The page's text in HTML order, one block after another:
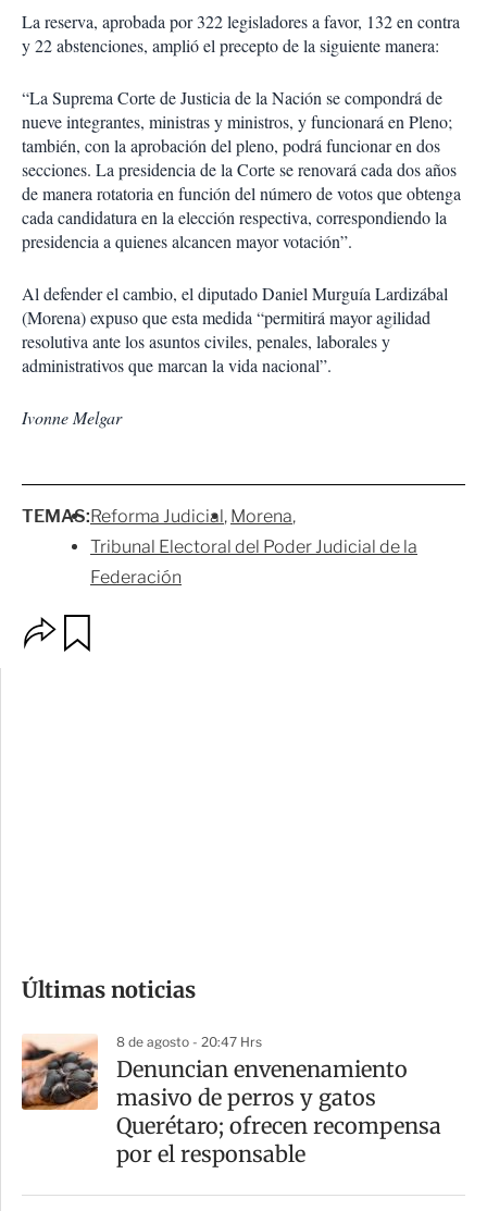
La reserva, aprobada por 322 legisladores a favor, 132 en contra
y 22 abstenciones, amplió el precepto de la siguiente manera:
“La Suprema Corte de Justicia de la Nación se compondrá de
nueve integrantes, ministras y ministros, y funcionará en Pleno;
también, con la aprobación del pleno, podrá funcionar en dos
secciones. La presidencia de la Corte se renovará cada dos años
de manera rotatoria en función del número de votos que obtenga
cada candidatura en la elección respectiva, correspondiendo la
presidencia a quienes alcancen mayor votación”.
Al defender el cambio, el diputado Daniel Murguía Lardizábal
(Morena) expuso que esta medida “permitirá mayor agilidad
resolutiva ante los asuntos civiles, penales, laborales y
administrativos que marcan la vida nacional”.
Ivonne Melgar
TEMAS: Reforma Judicial
Morena
Tribunal Electoral del Poder Judicial de la
Federación
m
a
r
t
Últimas noticias
8 de agosto - 20:47 Hrs
Denuncian envenenamiento
masivo de perros y gatos
Querétaro; ofrecen recompensa
por el responsable